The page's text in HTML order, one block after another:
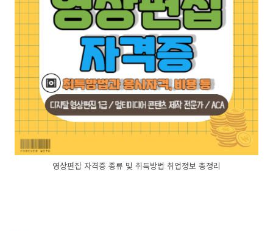
영상편집 자격증 종류 및 취득방법 취업정보 총정리